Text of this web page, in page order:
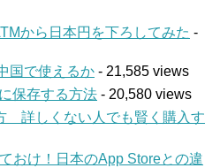
から日本円を下ろしてみた -
国で使えるか - 21,585 views
保存する方法 - 20,580 views
詳しくない人でも賢く購入す
おけ！日本のApp Storeとの違